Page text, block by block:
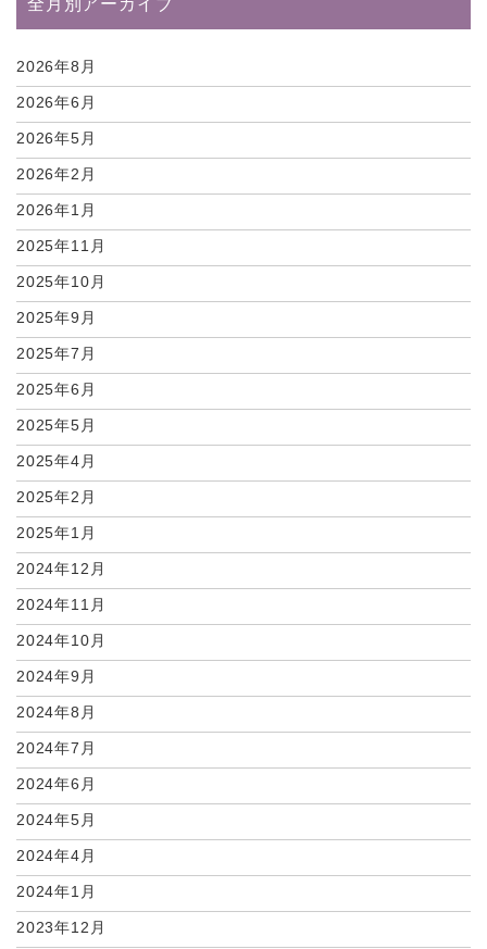
全月別アーカイブ
2026年8月
2026年6月
2026年5月
2026年2月
2026年1月
2025年11月
2025年10月
2025年9月
2025年7月
2025年6月
2025年5月
2025年4月
2025年2月
2025年1月
2024年12月
2024年11月
2024年10月
2024年9月
2024年8月
2024年7月
2024年6月
2024年5月
2024年4月
2024年1月
2023年12月